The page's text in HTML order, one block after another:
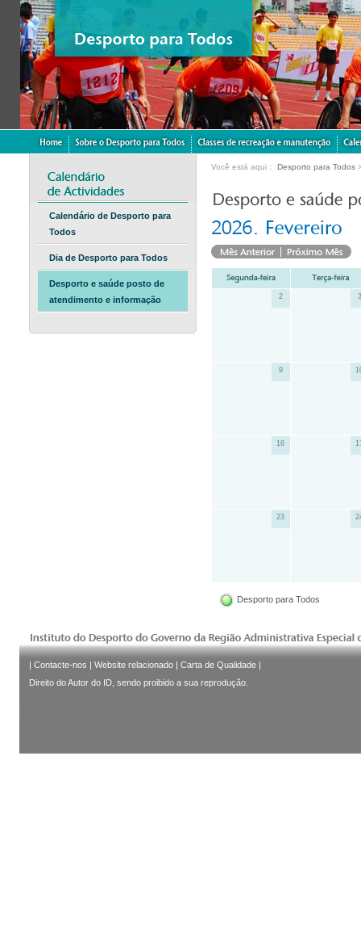
Calendário de Desporto para
Todos
Dia de Desporto para Todos
Desporto e saúde posto de
atendimento e informação
Você está aqui： Desporto para Todos
2 3
9
16
23
Desporto para Todos
| Contacte-nos | Website relacionado | Carta de Qualidade |
Direito do Autor do ID, sendo proibido a sua reprodução.